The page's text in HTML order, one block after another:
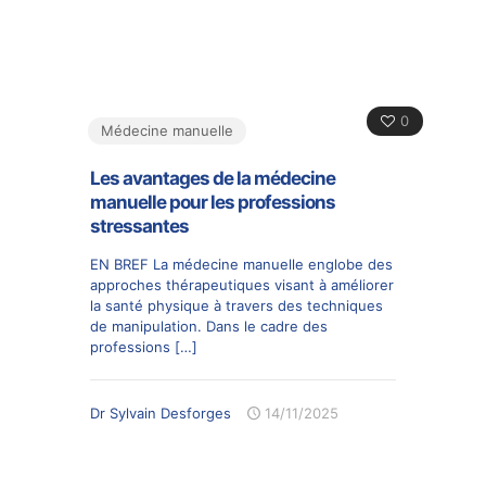
0
Médecine manuelle
Les avantages de la médecine
manuelle pour les professions
stressantes
EN BREF La médecine manuelle englobe des
approches thérapeutiques visant à améliorer
la santé physique à travers des techniques
de manipulation. Dans le cadre des
professions […]
Dr Sylvain Desforges 14/11/2025